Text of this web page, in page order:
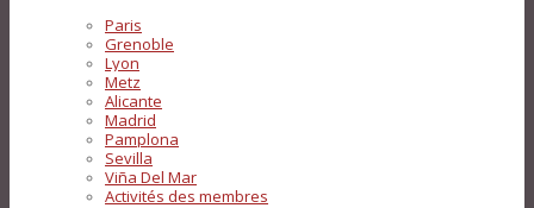
Paris
Grenoble
Lyon
Metz
Alicante
Madrid
Pamplona
Sevilla
Viña Del Mar
Activités des membres